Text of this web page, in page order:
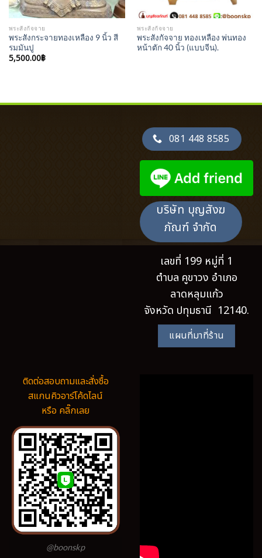
พระสังกัจจาย
พระสังกระจายทองเหลือง 9 นิ้ว สี
รมมันปู
5,500.00฿
พระสังกัจจาย
พระสังกัจจาย ทองเหลือง พ่นทอง
หน้าตัก 40 นิ้ว (แบบจีน).
081 448 8585
บริษัท บุญสังฆ
ภัณฑ์ จำกัด
เลขที่ 199 หมู่ที่ 1
ตำบล คูขาวง อำเภอ
ลาดหลุมแก้ว
จังหวัด ปทุมธานี 12140.
แผนที่มาที่ร้าน
ติดต่อสอบถามและสั่งซื้อ
สแกนคิวอาร์โค้ดไลน์
หรือ คลิ๊กเลย
@boonskp